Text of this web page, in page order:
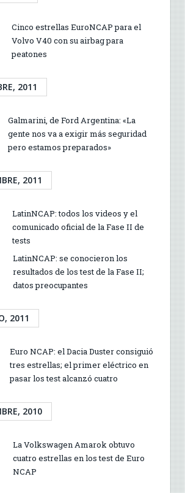
Cinco estrellas EuroNCAP para el
Volvo V40 con su airbag para
peatones
2011
Galmarini, de Ford Argentina: «La
gente nos va a exigir más seguridad
pero estamos preparados»
2011
LatinNCAP: todos los videos y el
comunicado oficial de la Fase II de
tests
LatinNCAP: se conocieron los
resultados de los test de la Fase II;
datos preocupantes
2011
Euro NCAP: el Dacia Duster consiguió
tres estrellas; el primer eléctrico en
pasar los test alcanzó cuatro
2010
La Volkswagen Amarok obtuvo
cuatro estrellas en los test de Euro
NCAP